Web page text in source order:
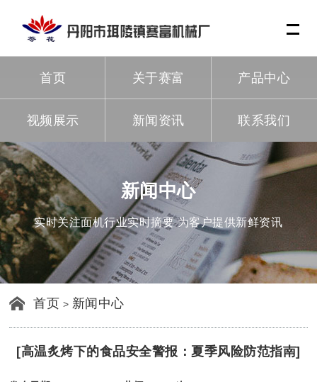
首页 关于赛富 产品中心
视频展示 新闻资讯 联系我们
新闻中心
实时关注面机行业实时摘要 为客户提供新鲜资讯
首页 > 新闻中心
[高温炙烤下的食品安全警报：夏季风险防范指南]